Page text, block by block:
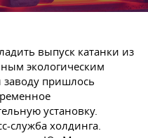
выпуск катанки из
экологическим
заводу пришлось
установку.
служба холдинга.